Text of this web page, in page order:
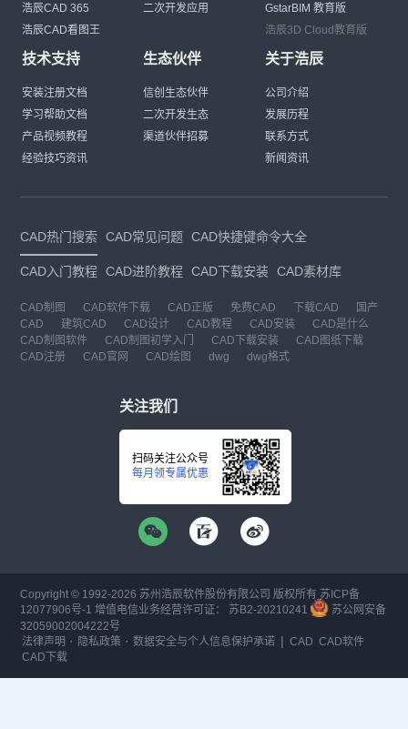
浩辰CAD 365
浩辰CAD看图王
二次开发应用
GstarBIM 教育版
浩辰3D Cloud教育版
技术支持
安装注册文档
学习帮助文档
产品视频教程
经验技巧资讯
生态伙伴
信创生态伙伴
二次开发生态
渠道伙伴招募
关于浩辰
公司介绍
发展历程
联系方式
新闻资讯
CAD热门搜索 CAD常见问题 CAD快捷键命令大全
CAD入门教程 CAD进阶教程 CAD下载安装 CAD素材库
CAD制图 CAD软件下载 CAD正版 免费CAD 下载CAD
国产
CAD
建筑CAD CAD设计 CAD教程 CAD安装
CAD是什么
CAD制图软件
CAD制图初学入门 CAD下载安装
CAD图纸下载
CAD注册
CAD官网 CAD绘图 dwg dwg格式
关注我们
扫码关注公众号
每月领专属优惠
Copyright © 1992-2026 苏州浩辰软件股份有限公司 版权所有 苏ICP备
12077906号-1 增值电信业务经营许可证： 苏B2-20210241
苏公网安备
32059002004222号
法律声明 · 隐私政策 ·数据安全与个人信息保护承诺 | CAD CAD软件
CAD下载